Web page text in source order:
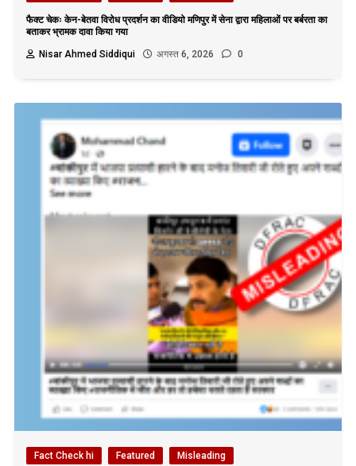
फैक्ट चेकः केन-बेतवा विरोध प्रदर्शन का वीडियो मणिपुर में सेना द्वारा महिलाओं पर बर्बरता का
बताकर भ्रामक दावा किया गया
Nisar Ahmed Siddiqui
अगस्त 6, 2026 0
Fact Check hi Featured Misleading